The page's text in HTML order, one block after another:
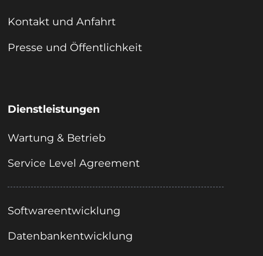
Kontakt und Anfahrt
Presse und Öffentlichkeit
Dienstleistungen
Wartung & Betrieb
Service Level Agreement
Softwareentwicklung
Datenbankentwicklung